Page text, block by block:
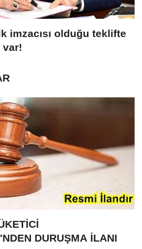
imzacısı olduğu teklifte
var!
DURUŞMA İLANI